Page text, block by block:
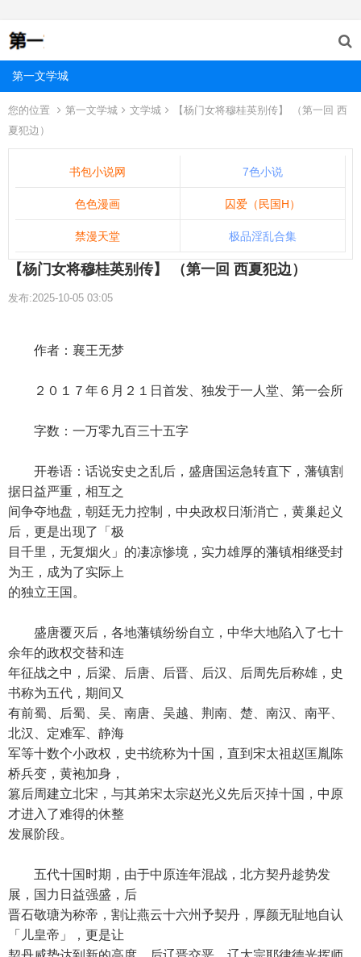
第一文学城
您的位置 第一文学城 文学城
【杨门女将穆桂英别传】 （第一回 西
夏犯边）
书包小说网 7色小说
色色漫画 囚爱（民国H）
禁漫天堂 极品淫乱合集
【杨门女将穆桂英别传】 （第一回 西夏犯边）
发布:2025-10-05 03:05
作者：襄王无梦
２０１７年６月２１日首发、独发于一人堂、第一会所
字数：一万零九百三十五字
开卷语：话说安史之乱后，盛唐国运急转直下，藩镇割
据日益严重，相互之
间争夺地盘，朝廷无力控制，中央政权日渐消亡，黄巢起义
后，更是出现了「极
目千里，无复烟火」的凄凉惨境，实力雄厚的藩镇相继受封
为王，成为了实际上
的独立王国。
盛唐覆灭后，各地藩镇纷纷自立，中华大地陷入了七十
余年的政权交替和连
年征战之中，后梁、后唐、后晋、后汉、后周先后称雄，史
书称为五代，期间又
有前蜀、后蜀、吴、南唐、吴越、荆南、楚、南汉、南平、
北汉、定难军、静海
军等十数个小政权，史书统称为十国，直到宋太祖赵匡胤陈
桥兵变，黄袍加身，
篡后周建立北宋，与其弟宋太宗赵光义先后灭掉十国，中原
才进入了难得的休整
发展阶段。
五代十国时期，由于中原连年混战，北方契丹趁势发
展，国力日益强盛，后
晋石敬瑭为称帝，割让燕云十六州予契丹，厚颜无耻地自认
「儿皇帝」，更是让